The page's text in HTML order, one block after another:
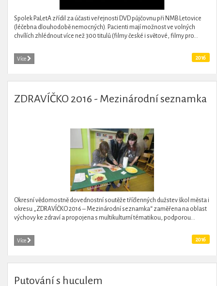
Spolek PaLetA zřídil za účasti veřejnosti DVD půjčovnu při NMB Letovice
(léčebna dlouhodobě nemocných). Pacienti mají možnost ve volných
chvílích zhlédnout více než 300 titulů (filmy české i světové, filmy pro...
Více 2016
ZDRAVÍČKO 2016 - Mezinárodní seznamka
Okresní vědomostně dovednostní soutěže tříčlenných dužstev škol města i
okresu „ZDRAVÍČKO 2016 – Mezinárodní seznamka“ zaměřena na oblast
výchovy ke zdraví a propojena s multikulturní tématikou, podporou...
Více 2016
Putování s huculem